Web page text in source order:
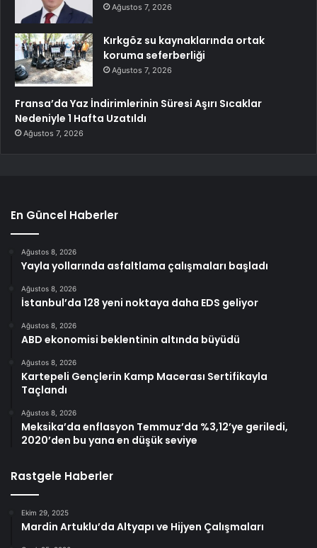
Ağustos 7, 2026
Kırkgöz su kaynaklarında ortak
koruma seferberliği
Ağustos 7, 2026
Fransa’da Yaz İndirimlerinin Süresi Aşırı Sıcaklar
Nedeniyle 1 Hafta Uzatıldı
Ağustos 7, 2026
En Güncel Haberler
Ağustos 8, 2026
Yayla yollarında asfaltlama çalışmaları başladı
Ağustos 8, 2026
İstanbul’da 128 yeni noktaya daha EDS geliyor
Ağustos 8, 2026
ABD ekonomisi beklentinin altında büyüdü
Ağustos 8, 2026
Kartepeli Gençlerin Kamp Macerası Sertifikayla
Taçlandı
Ağustos 8, 2026
Meksika’da enflasyon Temmuz’da %3,12’ye geriledi,
2020’den bu yana en düşük seviye
Rastgele Haberler
Ekim 29, 2025
Mardin Artuklu’da Altyapı ve Hijyen Çalışmaları